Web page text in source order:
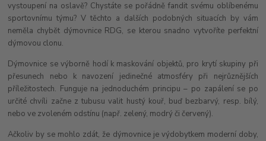
vystoupení na oslavě? Chystáte se pořádně fandit svému oblíbenému
sportovnímu týmu? V těchto a dalších podobných situacích by vám
neměla chybět dýmovnice RDG, se kterou snadno vytvoříte perfektní
dýmovou clonu.
Dýmovnice se výborně hodí k maskování objektů, pro krytí skupiny při
přesunech nebo k navození jedinečné atmosféry při nejrůznějších
příležitostech. Funguje na jednoduchém principu – po zapálení se po
určité chvíli začne z tubusu valit hustý kouř, buď bezbarvý, resp. bílý,
nebo ve zvoleném odstínu (např. zelený, modrý či červený).
Ačkoliv by se mohlo zdát, že dýmovnice je výdobytkem moderní doby,